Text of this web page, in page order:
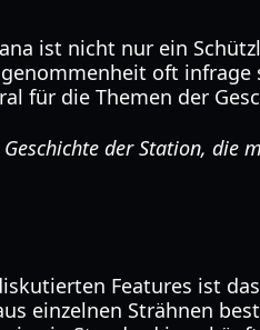
ist nicht nur ein
oft infrage
für die Themen der
der Station, die
Features ist
einzelnen Strähnen